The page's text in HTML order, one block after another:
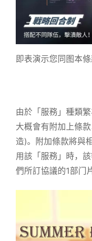
即表演示您同图本
由於「服務」種類
大概會有附加上條
造)。附加條款將與
用該「服務」時，
們所訂協議的1部门